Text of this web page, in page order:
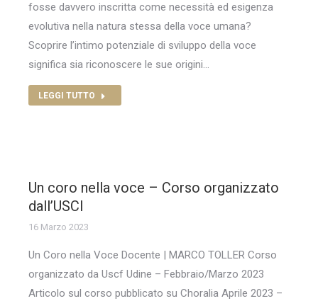
fosse davvero inscritta come necessità ed esigenza
evolutiva nella natura stessa della voce umana?
Scoprire l’intimo potenziale di sviluppo della voce
significa sia riconoscere le sue origini…
LEGGI TUTTO
Un coro nella voce – Corso organizzato
dall’USCI
16 Marzo 2023
Un Coro nella Voce Docente | MARCO TOLLER Corso
organizzato da Uscf Udine – Febbraio/Marzo 2023
Articolo sul corso pubblicato su Choralia Aprile 2023 –